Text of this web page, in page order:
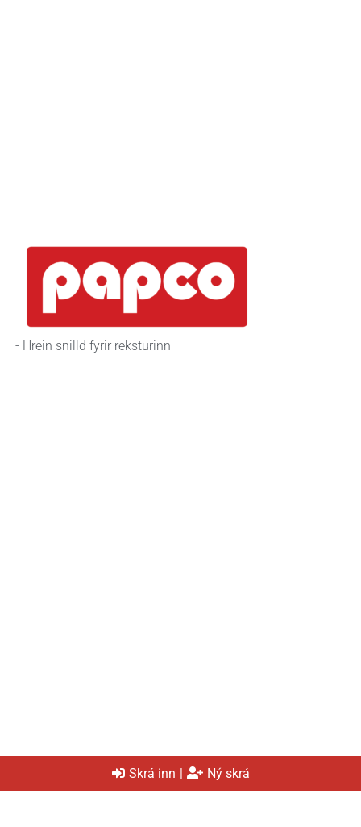
- Hrein snilld fyrir reksturinn
Skrá inn Ný skrá